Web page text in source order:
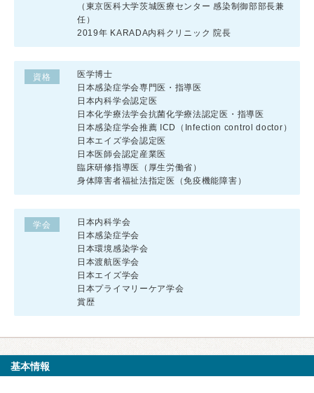
（東京医科大学茨城医療センター 感染制御部部長兼
任）
2019年 KARADA内科クリニック 院長
資格
医学博士
日本感染症学会専門医・指導医
日本内科学会認定医
日本化学療法学会抗菌化学療法認定医・指導医
日本感染症学会推薦 ICD（Infection control doctor）
日本エイズ学会認定医
日本医師会認定産業医
臨床研修指導医（厚生労働省）
身体障害者福祉法指定医（免疫機能障害）
学会
日本内科学会
日本感染症学会
日本環境感染学会
日本渡航医学会
日本エイズ学会
日本プライマリーケア学会
賞歴
基本情報